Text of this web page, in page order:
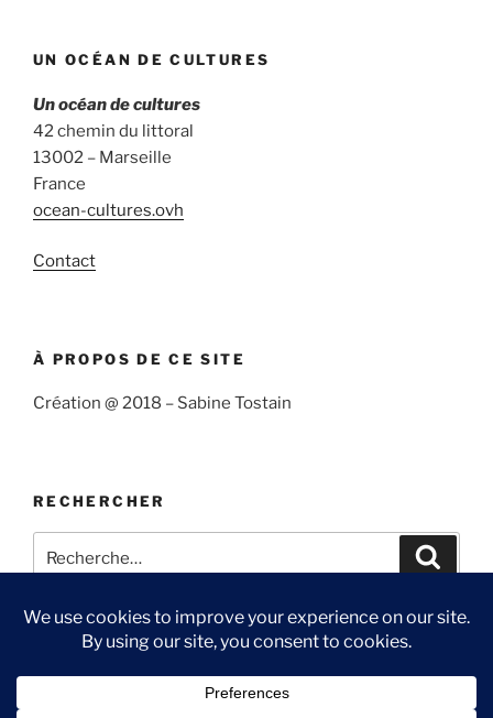
UN OCÉAN DE CULTURES
Un océan de cultures
42 chemin du littoral
13002 – Marseille
France
ocean-cultures.ovh
Contact
À PROPOS DE CE SITE
Création @ 2018 – Sabine Tostain
RECHERCHER
pour
Suivre
Me
Ma
Contact